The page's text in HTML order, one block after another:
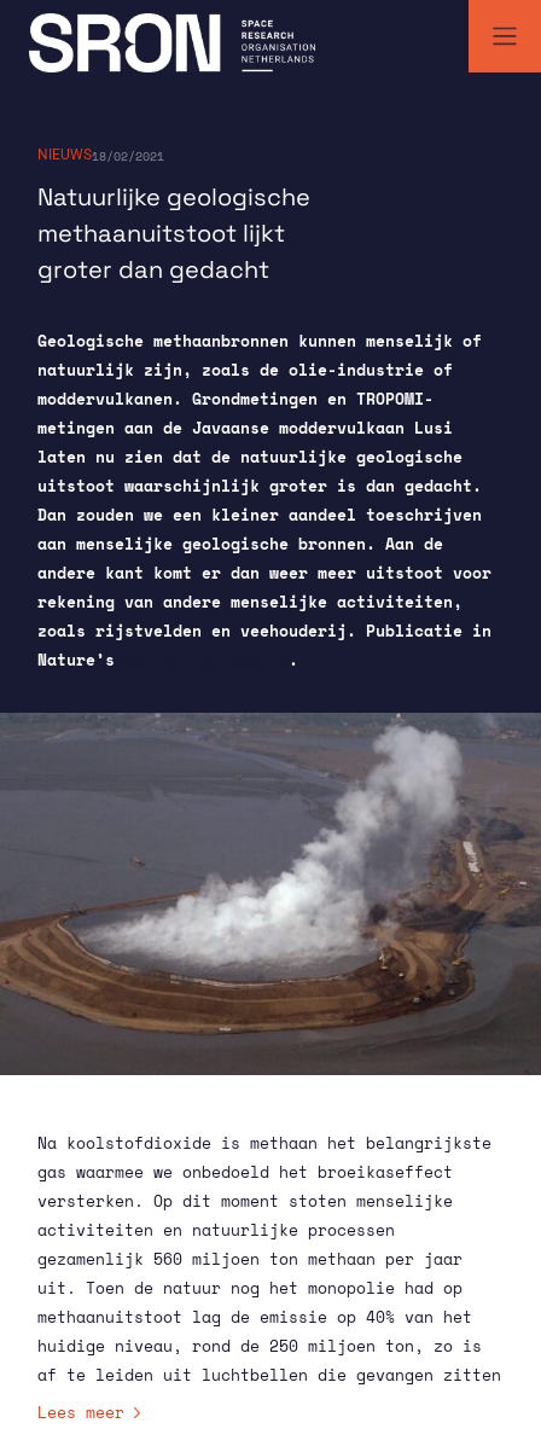
Skip
content
NIEUWS18/02/2021
Natuurlijke geologische
methaanuitstoot lijkt
groter dan gedacht
Geologische methaanbronnen kunnen menselijk of
natuurlijk zijn, zoals de olie-industrie of
moddervulkanen. Grondmetingen en TROPOMI-
metingen aan de Javaanse moddervulkaan Lusi
laten nu zien dat de natuurlijke geologische
uitstoot waarschijnlijk groter is dan gedacht.
Dan zouden we een kleiner aandeel toeschrijven
aan menselijke geologische bronnen. Aan de
andere kant komt er dan weer meer uitstoot voor
rekening van andere menselijke activiteiten,
zoals rijstvelden en veehouderij. Publicatie in
Nature’s
.
Na koolstofdioxide is methaan het belangrijkste
gas waarmee we onbedoeld het broeikaseffect
versterken. Op dit moment stoten menselijke
activiteiten en natuurlijke processen
gezamenlijk 560 miljoen ton methaan per jaar
uit. Toen de natuur nog het monopolie had op
methaanuitstoot lag de emissie op 40% van het
huidige niveau, rond de 250 miljoen ton, zo is
af te leiden uit luchtbellen die gevangen zitten
in eeuwenoud ijs. Mensen genereren
Lees meer